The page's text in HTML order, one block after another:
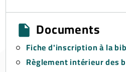
Documents
Fiche d'inscription à la
Règlement intérieur des